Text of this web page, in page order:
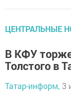
ЦЕНТРАЛЬНЫЕ
В КФУ
Толстого в
Татар-информ, 3